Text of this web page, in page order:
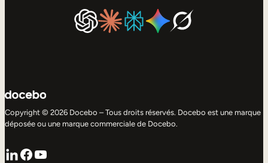
Copyright © 2026 Docebo – Tous droits réservés. Docebo est une marque
déposée ou une marque commerciale de Docebo.
LinkedIn
Facebook
YouTube